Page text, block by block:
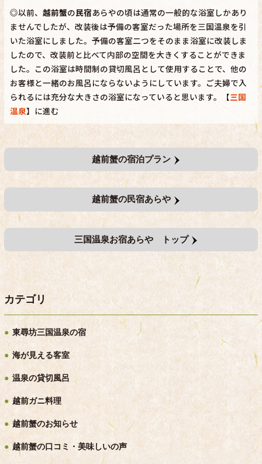
◎以前、 越前蟹の民宿あらやの頃は通常の一般的な浴室しかあり
ませんでしたが、改装後は予備の客室だった場所を三国温泉を引
いた浴室にしました。予備の客室二つをそのまま浴室に改装しま
したので、改装前と比べて内部の空間を大きくすることができま
した。この浴室は時間制の貸切風呂として使用することで、他の
お客様と一緒のお風呂にならないようにしています。ご夫婦で入
られるには充分な大きさの浴室になっていると思います。【三国
温泉】に進む
越前蟹の宿泊プラン
越前蟹の民宿あらや
三国温泉お宿あらや トップ
カテゴリ
東尋坊三国温泉の宿
海が見える客室
温泉の貸切風呂
越前ガニ料理
越前蟹のお知らせ
越前蟹の口コミ・美味しいの声